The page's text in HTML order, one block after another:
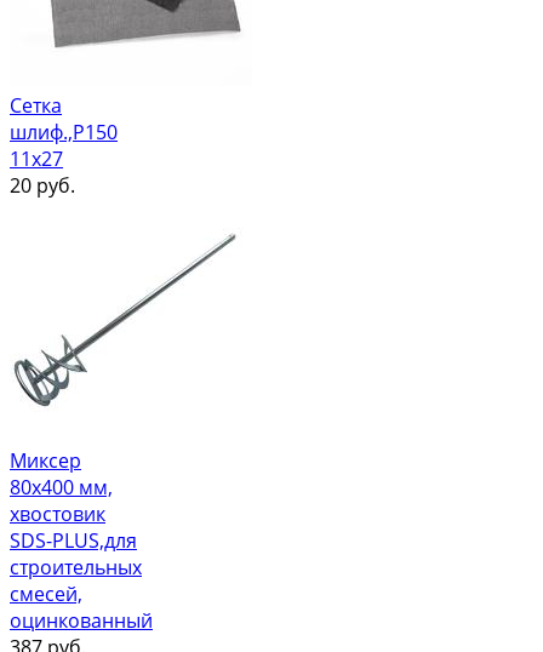
Сетка
шлиф.,Р150
11х27
20 руб.
Миксер
80х400 мм,
хвостовик
SDS-PLUS,для
строительных
смесей,
оцинкованный